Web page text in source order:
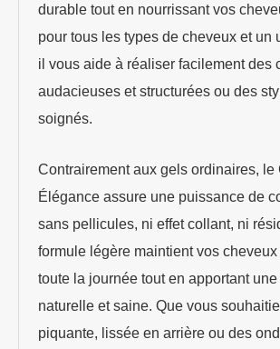
durable tout en nourrissant vos
pour tous les types de cheveux et un
il vous aide à réaliser facilement des
audacieuses et structurées ou des
soignés.
Contrairement aux gels ordinaires, le
Élégance assure une puissance de
sans pellicules, ni effet collant, ni
formule légère maintient vos
toute la journée tout en apportant
naturelle et saine. Que vous
piquante, lissée en arrière ou des